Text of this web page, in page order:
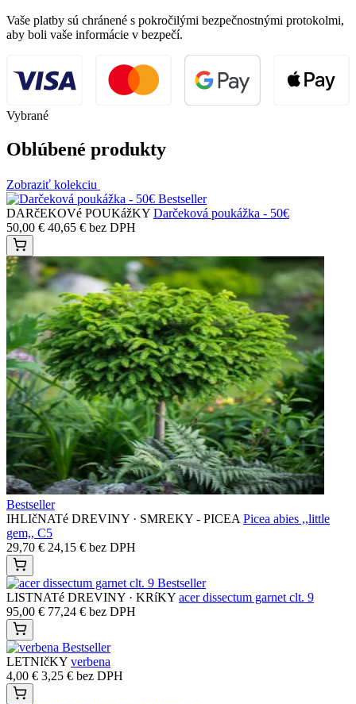
Vaše platby sú chránené s pokročilými bezpečnostnými protokolmi,
aby boli vaše informácie v bezpečí.
Vybrané
Oblúbené produkty
Zobraziť kolekciu
Bestseller
DARčEKOVé POUKážKY Darčeková poukážka - 50€
50,00 € 40,65 € bez DPH
Bestseller
IHLIčNATé DREVINY · SMREKY - PICEA Picea abies ,,little
gem,, C5
29,70 € 24,15 € bez DPH
Bestseller
LISTNATé DREVINY · KRíKY acer dissectum garnet clt. 9
95,00 € 77,24 € bez DPH
Bestseller
LETNIčKY verbena
4,00 € 3,25 € bez DPH